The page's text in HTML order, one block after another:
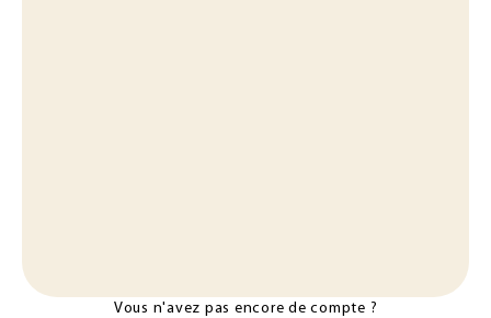
Vous n'avez pas encore de compte ?